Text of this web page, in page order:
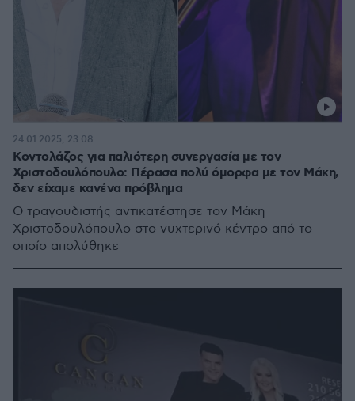
Κοντολάζος για παλιότερη συνεργασία με τον
Χριστοδουλόπουλο: Πέρασα πολύ όμορφα με τον Μάκη,
δεν είχαμε κανένα πρόβλημα
Ο τραγουδιστής αντικατέστησε τον Μάκη
Χριστοδουλόπουλο στο νυχτερινό κέντρο από το
οποίο απολύθηκε
24.01.2025, 23:08